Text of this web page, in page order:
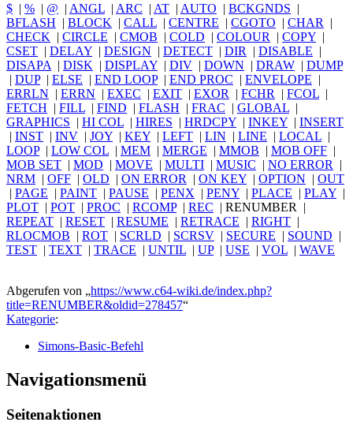
$ | % | @ | ANGL | ARC | AT | AUTO | BCKGNDS |
BFLASH | BLOCK | CALL | CENTRE | CGOTO | CHAR
|
CHECK | CIRCLE | CMOB | COLD | COLOUR | COPY |
CSET | DELAY | DESIGN | DETECT | DIR | DISABLE |
DISAPA | DISK | DISPLAY | DIV | DOWN | DRAW | DUMP
| DUP| ELSE | END LOOP| END PROC | ENVELOPE |
ERRLN | ERRN | EXEC | EXIT | EXOR | FCHR | FCOL |
FETCH | FILL | FIND | FLASH | FRAC | GLOBAL |
GRAPHICS | HI COL | HIRES | HRDCPY | INKEY | INSERT
| INST | INV | JOY | KEY | LEFT | LIN | LINE | LOCAL |
LOOP| LOW COL | MEM | MERGE | MMOB | MOB OFF |
MOB SET | MOD | MOVE | MULTI | MUSIC | NO ERROR
|
NRM | OFF | OLD | ON ERROR | ON KEY | OPTION | OUT
| PAGE | PAINT | PAUSE | PENX | PENY | PLACE | PLAY |
PLOT | POT | PROC | RCOMP| REC | RENUMBER
|
REPEAT | RESET | RESUME | RETRACE | RIGHT |
RLOCMOB | ROT | SCRLD | SCRSV | SECURE | SOUND |
TEST | TEXT | TRACE | UNTIL | UP| USE | VOL | WAVE
Abgerufen von „https://www.c64-wiki.de/index.php?
title=RENUMBER&oldid=278457“
Kategorie:
Simons-Basic-Befehl
Navigationsmenü
Seitenaktionen